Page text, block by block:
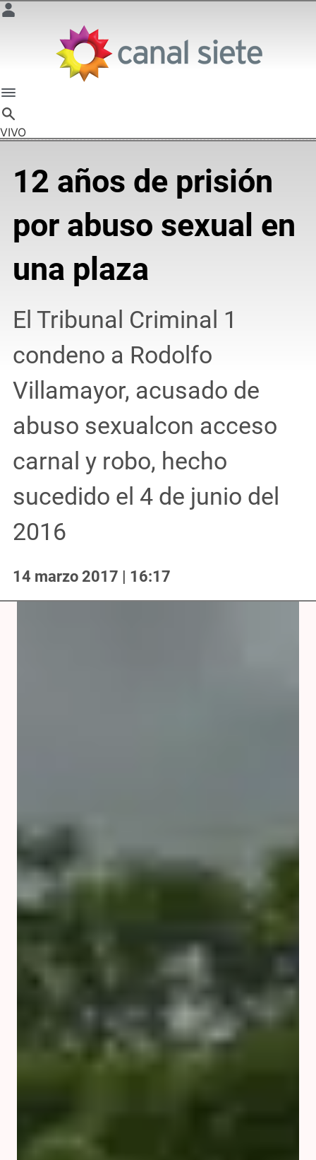
VIVO
12 años de prisión
por abuso sexual en
una plaza
El Tribunal Criminal 1
condeno a Rodolfo
Villamayor, acusado de
abuso sexualcon acceso
carnal y robo, hecho
sucedido el 4 de junio del
2016
14 marzo 2017 | 16:17